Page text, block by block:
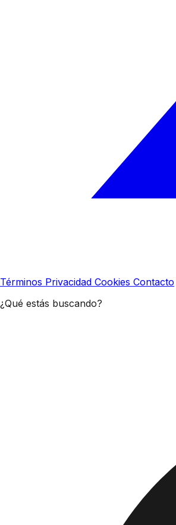
Términos Privacidad Cookies Contacto
¿Qué estás buscando?